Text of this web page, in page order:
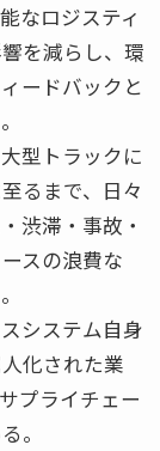
なロジスティ
を減らし、環
ードバックと
型トラックに
るまで、日々
渋滞・事故・
スの浪費な
システム自身
化された業
プライチェー
。